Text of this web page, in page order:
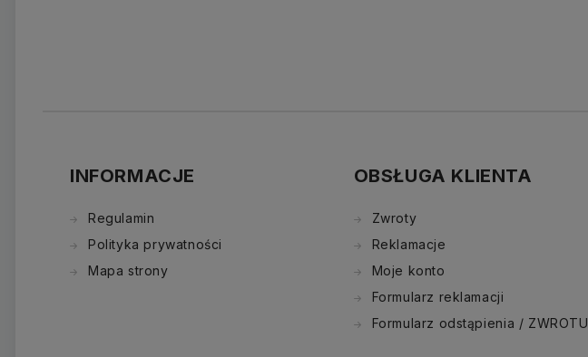
INFORMACJE
Regulamin
Polityka prywatności
Mapa strony
OBSŁUGA KLIENTA
Zwroty
Reklamacje
Moje konto
Formularz reklamacji
Formularz odstąpienia / ZWROTU